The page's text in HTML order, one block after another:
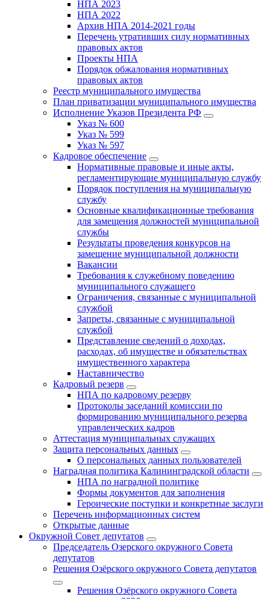
НПА 2023
НПА 2022
Архив НПА 2014-2021 годы
Перечень утративших силу нормативных
правовых актов
Проекты НПА
Порядок обжалования нормативных
правовых актов
Реестр муниципального имущества
План приватизации муниципального имущества
Исполнение Указов Президента РФ
Указ № 600
Указ № 599
Указ № 597
Кадровое обеспечение
Нормативные правовые и иные акты,
регламентирующие муниципальную службу
Порядок поступления на муниципальную
службу
Основные квалификационные требования
для замещения должностей муниципальной
службы
Результаты проведения конкурсов на
замещение муниципальной должности
Вакансии
Требования к служебному поведению
муниципального служащего
Ограничения, связанные с муниципальной
службой
Запреты, связанные с муниципальной
службой
Представление сведений о доходах,
расходах, об имуществе и обязательствах
имущественного характера
Наставничество
Кадровый резерв
НПА по кадровому резерву
Протоколы заседаний комиссии по
формированию муниципального резерва
управленческих кадров
Аттестация муниципальных служащих
Защита персональных данных
О персональных данных пользователей
Наградная политика Калининградской области
НПА по наградной политике
Формы документов для заполнения
Героические поступки и конкретные заслуги
Перечень информационных систем
Открытые данные
Окружной Совет депутатов
Председатель Озерского окружного Совета
депутатов
Решения Озёрского окружного Совета депутатов
Решения Озёрского окружного Совета